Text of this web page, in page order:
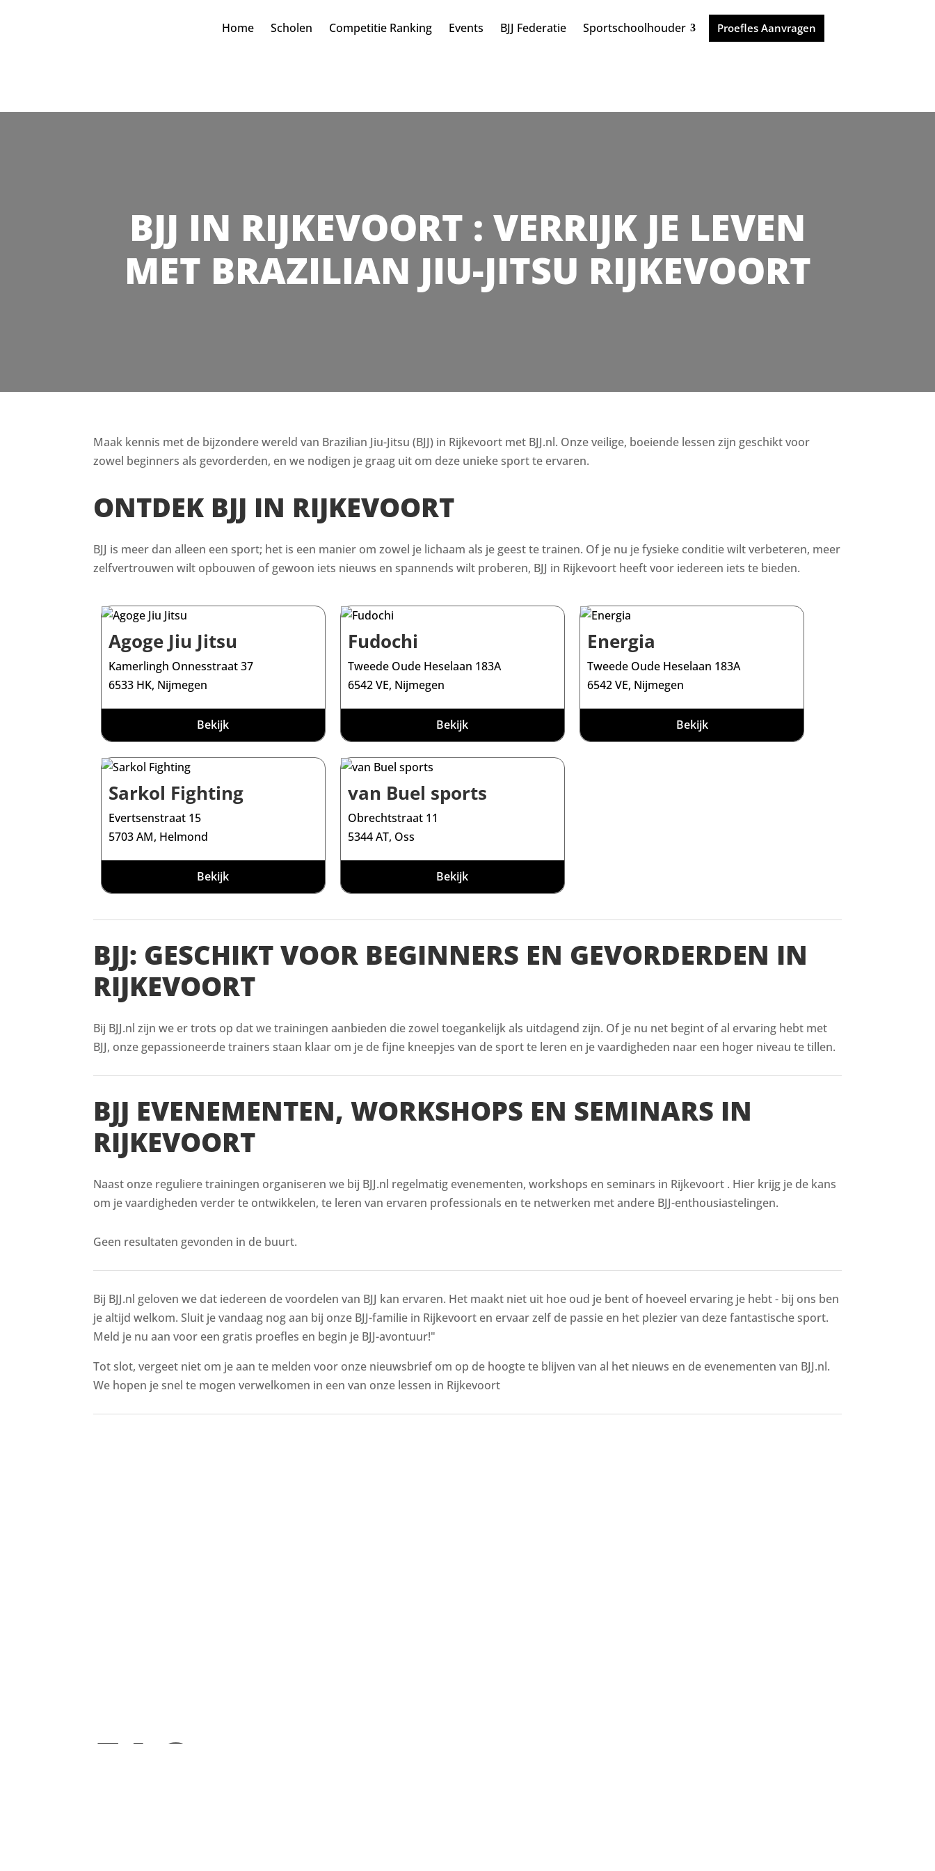
Home Scholen Competitie Ranking Events BJJ Federatie Sportschoolhouder Proefles Aanvragen
BJJ IN RIJKEVOORT : VERRIJK JE LEVEN
MET BRAZILIAN JIU-JITSU RIJKEVOORT
Maak kennis met de bijzondere wereld van Brazilian Jiu-Jitsu (BJJ) in Rijkevoort met BJJ.nl. Onze veilige, boeiende lessen zijn geschikt voor
zowel beginners als gevorderden, en we nodigen je graag uit om deze unieke sport te ervaren.
ONTDEK BJJ IN RIJKEVOORT
BJJ is meer dan alleen een sport; het is een manier om zowel je lichaam als je geest te trainen. Of je nu je fysieke conditie wilt verbeteren, meer
zelfvertrouwen wilt opbouwen of gewoon iets nieuws en spannends wilt proberen, BJJ in Rijkevoort heeft voor iedereen iets te bieden.
Agoge Jiu Jitsu
Kamerlingh Onnesstraat 37
6533 HK, Nijmegen
Bekijk
Fudochi
Tweede Oude Heselaan 183A
6542 VE, Nijmegen
Bekijk
Energia
Tweede Oude Heselaan 183A
6542 VE, Nijmegen
Bekijk
Sarkol Fighting
Evertsenstraat 15
5703 AM, Helmond
Bekijk
van Buel sports
Obrechtstraat 11
5344 AT, Oss
Bekijk
BJJ: GESCHIKT VOOR BEGINNERS EN GEVORDERDEN IN
RIJKEVOORT
Bij BJJ.nl zijn we er trots op dat we trainingen aanbieden die zowel toegankelijk als uitdagend zijn. Of je nu net begint of al ervaring hebt met
BJJ, onze gepassioneerde trainers staan klaar om je de fijne kneepjes van de sport te leren en je vaardigheden naar een hoger niveau te tillen.
BJJ EVENEMENTEN, WORKSHOPS EN SEMINARS IN
RIJKEVOORT
Naast onze reguliere trainingen organiseren we bij BJJ.nl regelmatig evenementen, workshops en seminars in Rijkevoort . Hier krijg je de kans
om je vaardigheden verder te ontwikkelen, te leren van ervaren professionals en te netwerken met andere BJJ-enthousiastelingen.
Geen resultaten gevonden in de buurt.
Bij BJJ.nl geloven we dat iedereen de voordelen van BJJ kan ervaren. Het maakt niet uit hoe oud je bent of hoeveel ervaring je hebt - bij ons ben
je altijd welkom. Sluit je vandaag nog aan bij onze BJJ-familie in Rijkevoort en ervaar zelf de passie en het plezier van deze fantastische sport.
Meld je nu aan voor een gratis proefles en begin je BJJ-avontuur!"
Tot slot, vergeet niet om je aan te melden voor onze nieuwsbrief om op de hoogte te blijven van al het nieuws en de evenementen van BJJ.nl.
We hopen je snel te mogen verwelkomen in een van onze lessen in Rijkevoort
FAQ